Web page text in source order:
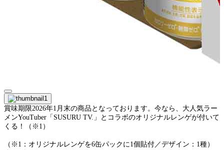
賞味期限2026年1月末の商品となっております。今なら、大人気ラー
メンYouTuber「SUSURU TV.」とコラボのオリジナルレンゲが付いて
くる！（※1）
（※1：オリジナルレンゲを6缶パックに1個貼付／デザイン：1種）